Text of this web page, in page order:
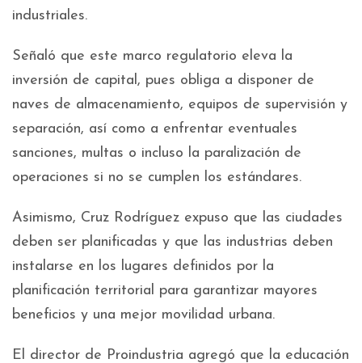
industriales.
Señaló que este marco regulatorio eleva la
inversión de capital, pues obliga a disponer de
naves de almacenamiento, equipos de supervisión y
separación, así como a enfrentar eventuales
sanciones, multas o incluso la paralización de
operaciones si no se cumplen los estándares.
Asimismo, Cruz Rodríguez expuso que las ciudades
deben ser planificadas y que las industrias deben
instalarse en los lugares definidos por la
planificación territorial para garantizar mayores
beneficios y una mejor movilidad urbana.
El director de Proindustria agregó que la educación